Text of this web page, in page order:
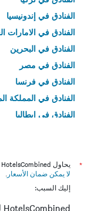
الفنادق في إندونيسيا
الفنادق في الامارات
الفنادق في البحرين
الفنادق في مصر
الفنادق في فرنسا
الفنادق في المملكة
الفنادق في إيطاليا
*
يحاول HotelsCombined بشكل دائم الحصول على الأسعار الدقيقة، ولكن
لا يمكن ضمان الأسعار .
إليك السبب:
HotelsCombined ليس البائع